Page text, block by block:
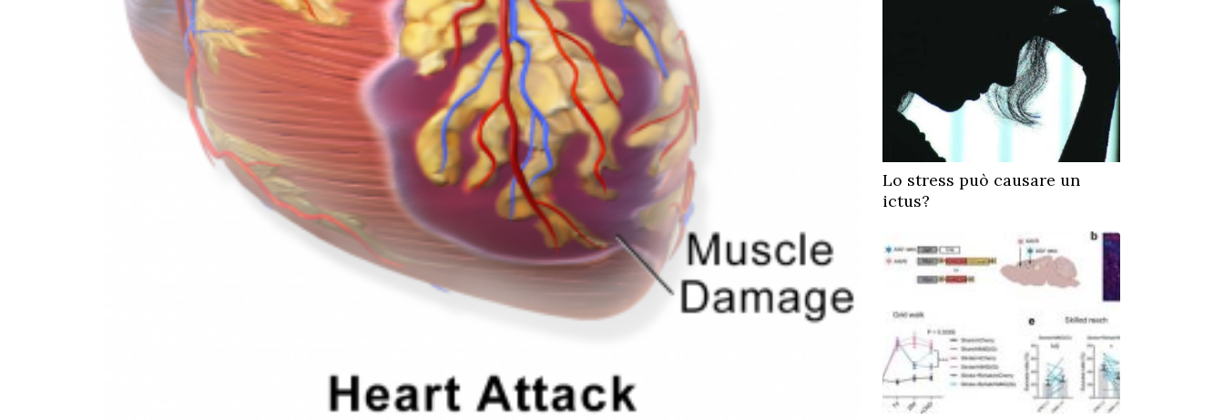
Lo stress può causare un
ictus?